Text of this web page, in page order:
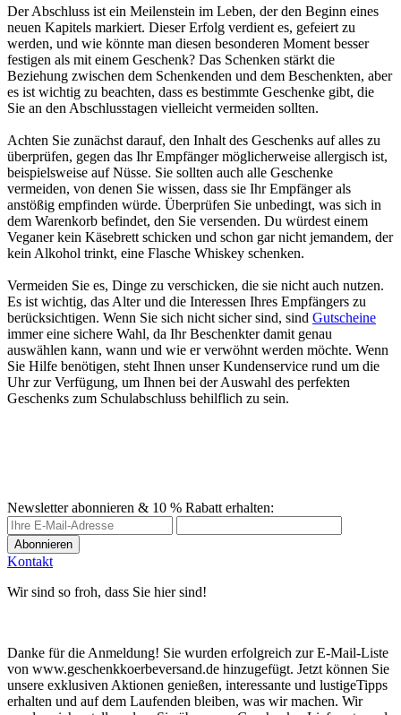
Der Abschluss ist ein Meilenstein im Leben, der den Beginn eines
neuen Kapitels markiert. Dieser Erfolg verdient es, gefeiert zu
werden, und wie könnte man diesen besonderen Moment besser
festigen als mit einem Geschenk? Das Schenken stärkt die
Beziehung zwischen dem Schenkenden und dem Beschenkten, aber
es ist wichtig zu beachten, dass es bestimmte Geschenke gibt, die
Sie an den Abschlusstagen vielleicht vermeiden sollten.
Achten Sie zunächst darauf, den Inhalt des Geschenks auf alles zu
überprüfen, gegen das Ihr Empfänger möglicherweise allergisch ist,
beispielsweise auf Nüsse. Sie sollten auch alle Geschenke
vermeiden, von denen Sie wissen, dass sie Ihr Empfänger als
anstößig empfinden würde. Überprüfen Sie unbedingt, was sich in
dem Warenkorb befindet, den Sie versenden. Du würdest einem
Veganer kein Käsebrett schicken und schon gar nicht jemandem, der
kein Alkohol trinkt, eine Flasche Whiskey schenken.
Vermeiden Sie es, Dinge zu verschicken, die sie nicht auch nutzen.
Es ist wichtig, das Alter und die Interessen Ihres Empfängers zu
berücksichtigen. Wenn Sie sich nicht sicher sind, sind Gutscheine
immer eine sichere Wahl, da Ihr Beschenkter damit genau
auswählen kann, wann und wie er verwöhnt werden möchte. Wenn
Sie Hilfe benötigen, steht Ihnen unser Kundenservice rund um die
Uhr zur Verfügung, um Ihnen bei der Auswahl des perfekten
Geschenks zum Schulabschluss behilflich zu sein.
Newsletter abonnieren & 10 % Rabatt erhalten:
Abonnieren
Kontakt
Wir sind so froh, dass Sie hier sind!
Danke für die Anmeldung! Sie wurden erfolgreich zur E-Mail-Liste
von www.geschenkkoerbeversand.de hinzugefügt. Jetzt können Sie
unsere exklusiven Aktionen genießen, interessante und lustigeTipps
erhalten und auf dem Laufenden bleiben, was wir machen. Wir